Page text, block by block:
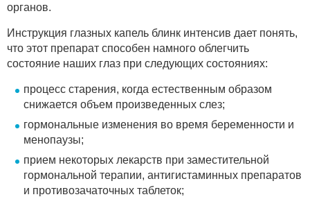
органов.
Инструкция глазных капель блинк интенсив дает понять,
что этот препарат способен намного облегчить
состояние наших глаз при следующих состояниях:
процесс старения, когда естественным образом
снижается объем произведенных слез;
гормональные изменения во время беременности и
менопаузы;
прием некоторых лекарств при заместительной
гормональной терапии, антигистаминных препаратов
и противозачаточных таблеток;